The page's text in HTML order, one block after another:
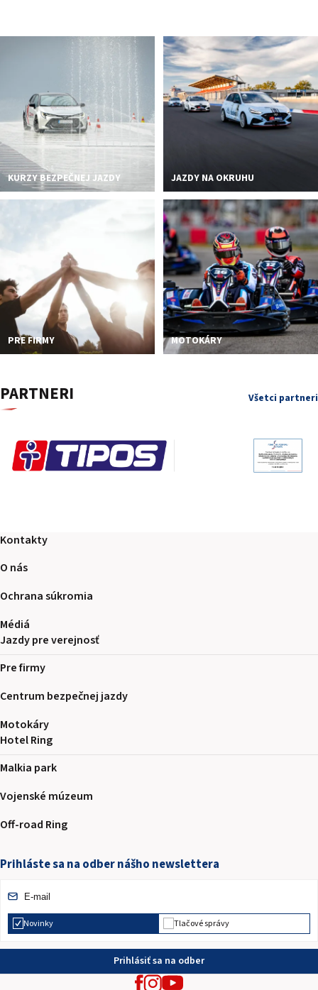
KURZY BEZPEČNEJ JAZDY JAZDY NA OKRUHU
PRE FIRMY MOTOKÁRY
PARTNERI Všetci partneri
Kontakty
O nás
Ochrana súkromia
Médiá
Jazdy pre verejnosť
Pre firmy
Centrum bezpečnej jazdy
Motokáry
Hotel Ring
Malkia park
Vojenské múzeum
Off-road Ring
Prihláste sa na odber nášho newslettera
Novinky Tlačové správy
Prihlásiť sa na odber